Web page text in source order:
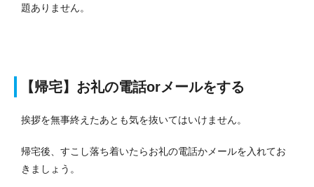
題ありません。
【帰宅】お礼の電話orメールをする
挨拶を無事終えたあとも気を抜いてはいけません。
帰宅後、すこし落ち着いたらお礼の電話かメールを入れてお
きましょう。